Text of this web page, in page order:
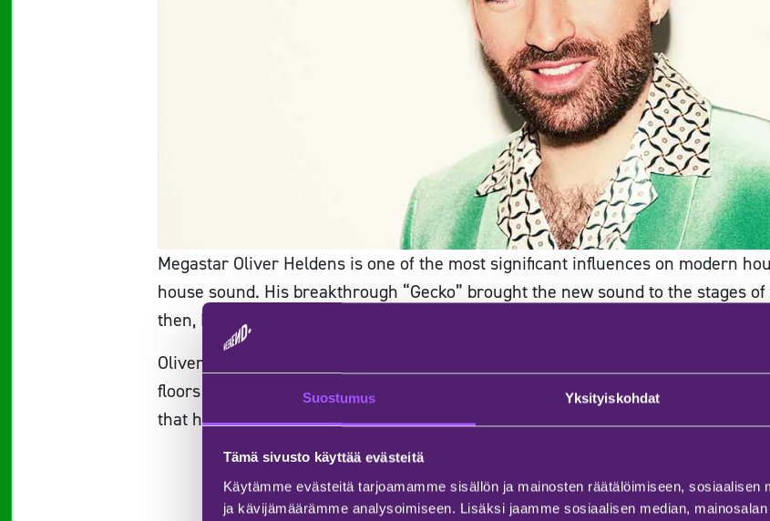
Suostumus Yksityiskohdat
Tämä sivusto käyttää evästeitä
Käytämme evästeitä tarjoamamme sisällön ja mainosten räätälöimiseen, sosiaalisen
ja kävijämäärämme analysoimiseen. Lisäksi jaamme sosiaalisen median,
Megastar Oliver Heldens is one of the most significant influences on modern
house sound. His breakthrough “Gecko” brought the new sound to the stages
then, Heldens has been at the forefront of electronic music.
Oliver Heldens is known for his groove-based house sound, catchy melodies
floors moving all over the world. Weekend Festival promises a set full of big
that has made Heldens one of the world’s most popular house artists.